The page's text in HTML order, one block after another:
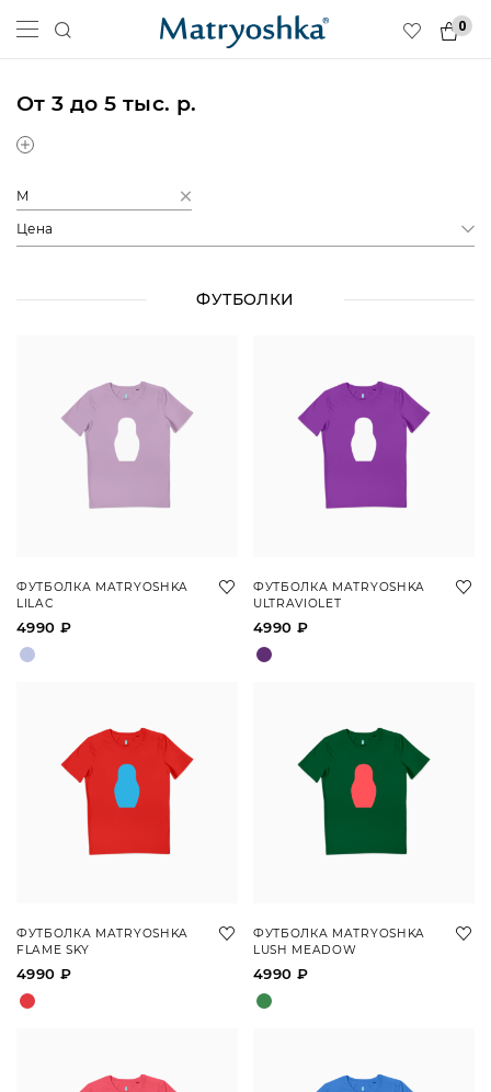
0
От 3 до 5 тыс. р.
M
Цена
ФУТБОЛКИ
ФУТБОЛКА MATRYOSHKA
LILAC
4990 ₽
ФУТБОЛКА MATRYOSHKA
ULTRAVIOLET
4990 ₽
ФУТБОЛКА MATRYOSHKA
FLAME SKY
4990 ₽
ФУТБОЛКА MATRYOSHKA
LUSH MEADOW
4990 ₽